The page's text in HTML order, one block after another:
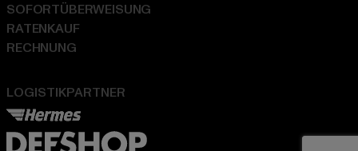
LOGISTIKPARTNER
SOFORTÜBERWEISUNG
RATENKAUF
RECHNUNG